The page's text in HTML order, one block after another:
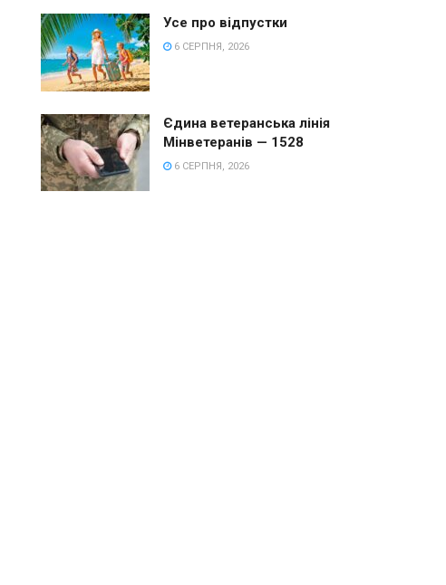
Усе про відпустки
6 СЕРПНЯ, 2026
Єдина ветеранська лінія
Мінветеранів — 1528
6 СЕРПНЯ, 2026